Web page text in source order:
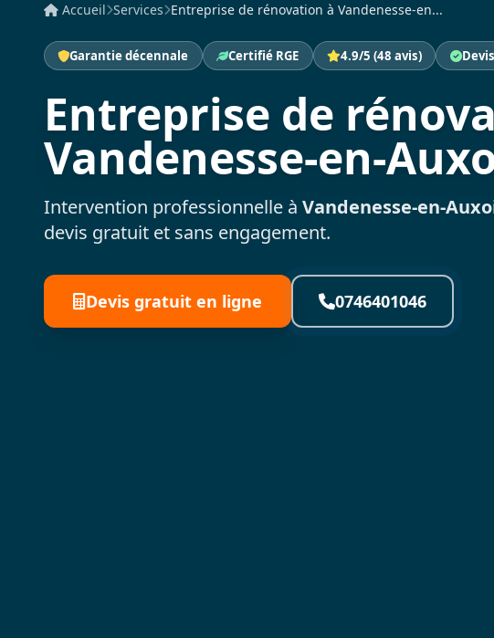
Accueil Services Entreprise de rénovation à Vandenesse-en...
Garantie décennale Certifié RGE 4.9/5 (48 avis)
Entreprise de
Vandenesse-en-
Intervention professionnelle à Vandenesse-en-
devis gratuit et sans engagement.
Devis gratuit en ligne 0746401046